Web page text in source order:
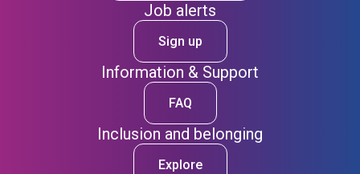
Job alerts
Sign up
Information & Support
FAQ
Inclusion and belonging
Explore